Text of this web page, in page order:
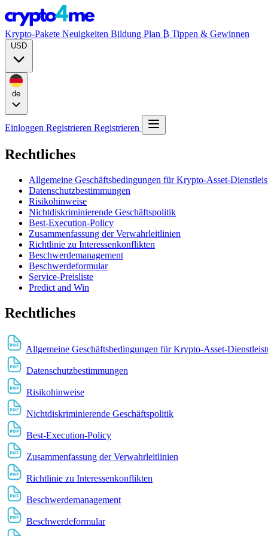
Krypto-Pakete Neuigkeiten Bildung Plan ₿ Tippen & Gewinnen
Einloggen Registrieren Registrieren
Rechtliches
Allgemeine Geschäftsbedingungen für Krypto-Asset-
Datenschutzbestimmungen
Risikohinweise
Nichtdiskriminierende Geschäftspolitik
Best-Execution-Policy
Zusammenfassung der Verwahrleitlinien
Richtlinie zu Interessenkonflikten
Beschwerdemanagement
Beschwerdeformular
Service-Preisliste
Predict and Win
Rechtliches
Allgemeine Geschäftsbedingungen für Krypto-Asset-
Datenschutzbestimmungen
Risikohinweise
Nichtdiskriminierende Geschäftspolitik
Best-Execution-Policy
Zusammenfassung der Verwahrleitlinien
Richtlinie zu Interessenkonflikten
Beschwerdemanagement
Beschwerdeformular